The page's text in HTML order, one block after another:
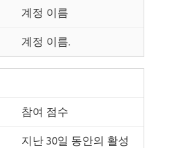
계정 이름
계정 이름.
참여 점수
지난 30일 동안의 활성